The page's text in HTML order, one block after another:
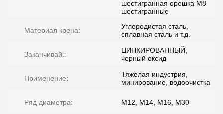
шестигранная орешка M8
шестигранные
Материал крена:
Углеродистая сталь,
сплавная сталь и т.д.
Заканчивай.:
ЦИНКИРОВАННЫЙ,
черный оксид
Применение:
Тяжелая индустрия,
минирование, водоочистка
Ряд диаметра: M12, M14, M16, M30